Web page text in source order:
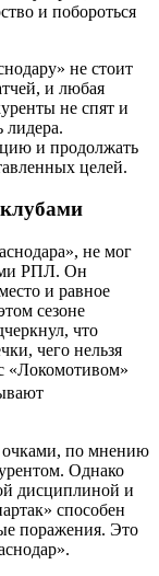
и побороться
не стоит
и любая
не спят и
лидера.
и продолжать
целей.
не мог
РПЛ. Он
и равное
сезоне
что
чего нельзя
«Локомотивом»
очками, по мнению
Однако
дисциплиной и
способен
поражения. Это